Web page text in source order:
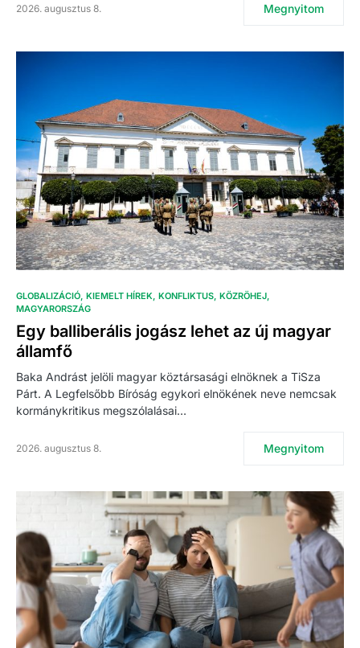
2026. augusztus 8. Megnyitom
GLOBALIZÁCIÓ KIEMELT HÍREK KONFLIKTUS KÖZRÖHEJ
MAGYARORSZÁG
Egy balliberális jogász lehet az új magyar
államfő
Baka Andrást jelöli magyar köztársasági elnöknek a TiSza
Párt. A Legfelsőbb Bíróság egykori elnökének neve nemcsak
kormánykritikus megszólalásai…
2026. augusztus 8. Megnyitom